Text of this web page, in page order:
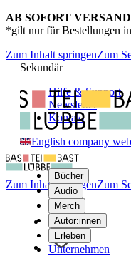
AB SOFORT
*gilt nur für Bestellungen
Zum Inhalt springenZum
Sekundär
Hilfe & Support
Newsletter
Kontakt
English company
Bücher
Audio
Merch
Autor:innen
Erleben
Unternehmen
Zum Inhalt springenZum